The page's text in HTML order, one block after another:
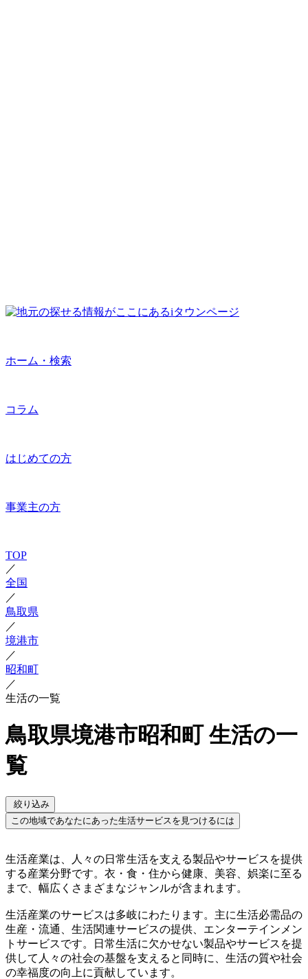
ホーム・検索
コラム
はじめての方
事業主の方
TOP
／
全国
／
鳥取県
／
境港市
／
昭和町
／
生活の一覧
鳥取県境港市昭和町 生活の一
覧
絞り込み
この地域であなたにあった生活サービスを見つけるには
生活産業は、人々の日常生活を支える製品やサービスを提供
する産業分野です。衣・食・住から健康、美容、娯楽に至る
まで、幅広くさまざまなジャンルが含まれます。
生活産業のサービスは多岐にわたります。主に生活必需品の
生産・流通、生活関連サービスの提供、エンターテインメン
トサービスです。日常生活に欠かせない製品やサービスを提
供して人々の社会の基盤を支えると同時に、生活の質や社会
の幸福度の向上に貢献しています。